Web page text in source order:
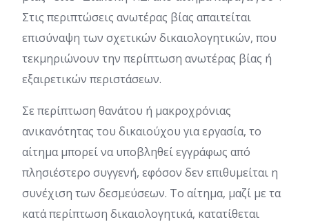
Στις περιπτώσεις ανωτέρας βίας απαιτείται
επισύναψη των σχετικών δικαιολογητικών, που
τεκμηριώνουν την περίπτωση ανωτέρας βίας ή
εξαιρετικών περιστάσεων.
Σε περίπτωση θανάτου ή μακροχρόνιας
ανικανότητας του δικαιούχου για εργασία, το
αίτημα μπορεί να υποβληθεί εγγράφως από
πλησιέστερο συγγενή, εφόσον δεν επιθυμείται η
συνέχιση των δεσμεύσεων. Το αίτημα, μαζί με τα
κατά περίπτωση δικαιολογητικά, κατατίθεται